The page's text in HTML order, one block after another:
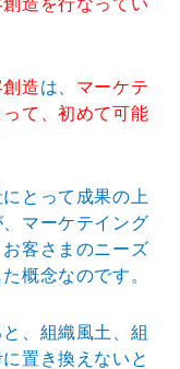
造は、 マーケテ
て、初めて可能
とって成果の上
マーケテイング
客さまのニーズ
概念なのです。
、組織風土、組
置き換えないと